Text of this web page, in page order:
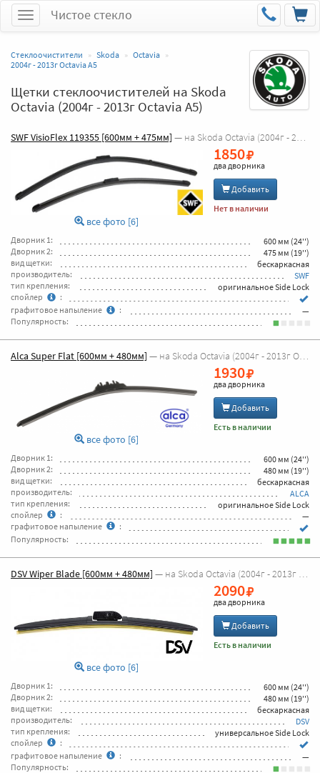
МенюЧистое стекло
Стеклоочистители Skoda
Octavia
2004г - 2013г Octavia A5
Щетки стеклоочистителей на Skoda
Octavia (2004г - 2013г Octavia A5)
SWF VisioFlex 119355 [600мм + 475мм] — на Skoda Octavia (2004г - 2013г Octavia A5)
все фото [6]
1850
два дворника
Добавить
Нет в наличии
Дворник 1:
600 мм (24'')
Дворник 2:
475 мм (19'')
вид щетки:
бескаркасная
производитель:
SWF
тип крепления:
оригинальное Side Lock
спойлер
:
графитовое напыление
:
—
Популярность:
Alca Super Flat [600мм + 480мм] — на Skoda Octavia (2004г - 2013г Octavia A5)
все фото [6]
1930
два дворника
Добавить
Есть в наличии
Дворник 1:
600 мм (24'')
Дворник 2:
480 мм (19'')
вид щетки:
бескаркасная
производитель:
ALCA
тип крепления:
оригинальное Side Lock
спойлер
:
—
графитовое напыление
:
Популярность:
DSV Wiper Blade [600мм + 480мм] — на Skoda Octavia (2004г - 2013г Octavia A5)
все фото [6]
2090
два дворника
Добавить
Есть в наличии
Дворник 1:
600 мм (24'')
Дворник 2:
480 мм (19'')
вид щетки:
бескаркасная
производитель:
DSV
тип крепления:
универсальное Side Lock
спойлер
:
графитовое напыление
:
—
Популярность: